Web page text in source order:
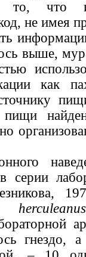
что
не имея
выше,
как
пищи
серии
herculeanus
гнездо,